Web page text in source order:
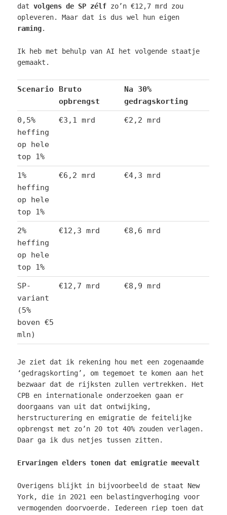
datvolgens de SP zélf zo’n €12,7 mrd zou
opleveren. Maar dat is dus wel hun eigen
raming.
Ik heb met behulp van AI het volgende staatje
gemaakt.
Scenario
Bruto
opbrengst
Na 30%
gedragskorting
0,5%
heffing
op hele
top 1%
€3,1 mrd €2,2 mrd
1%
heffing
op hele
top 1%
€6,2 mrd €4,3 mrd
2%
heffing
op hele
top 1%
€12,3 mrd €8,6 mrd
SP-
variant
(5%
boven €5
mln)
€12,7 mrd €8,9 mrd
Je ziet dat ik rekening hou met een zogenaamde
‘gedragskorting’, om tegemoet te komen aan het
bezwaar dat de rijksten zullen vertrekken. Het
CPB en internationale onderzoeken gaan er
doorgaans van uit dat ontwijking,
herstructurering en emigratie de feitelijke
opbrengst met zo’n 20 tot 40% zouden verlagen.
Daar ga ik dus netjes tussen zitten.
Ervaringen elders tonen dat emigratie meevalt
Overigens blijkt in bijvoorbeeld de staat New
York, die in 2021 een belastingverhoging voor
vermogenden doorvoerde. Iedereen riep toen dat